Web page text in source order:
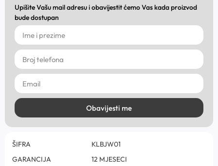
Upišite Vašu mail adresu i obavijestit ćemo Vas kada proizvod
bude dostupan
Obavijesti me
ŠIFRA
KLBJW01
GARANCIJA
12 MJESECI